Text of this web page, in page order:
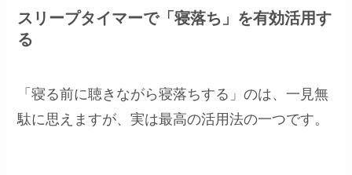
スリープタイマーで「寝落ち」を有効活用す
る
「寝る前に聴きながら寝落ちする」のは、一見無
駄に思えますが、実は最高の活用法の一つです。